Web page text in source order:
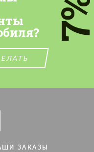
ЗАКАЗЫ
МНОЙ
МНОЙ